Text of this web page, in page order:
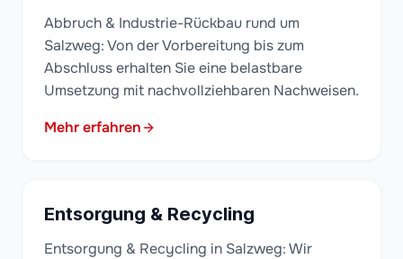
Abbruch & Industrie-Rückbau rund um
Salzweg: Von der Vorbereitung bis zum
Abschluss erhalten Sie eine belastbare
Umsetzung mit nachvollziehbaren Nachweisen.
Mehr erfahren
Entsorgung & Recycling
Entsorgung & Recycling in Salzweg: Wir